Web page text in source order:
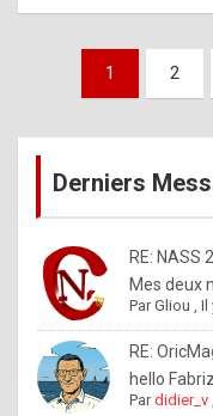
Pagination
publications
1 2
Derniers
RE: NASS
Mes deux
ParGliou ,Il
RE:
hello
Pardidier_v